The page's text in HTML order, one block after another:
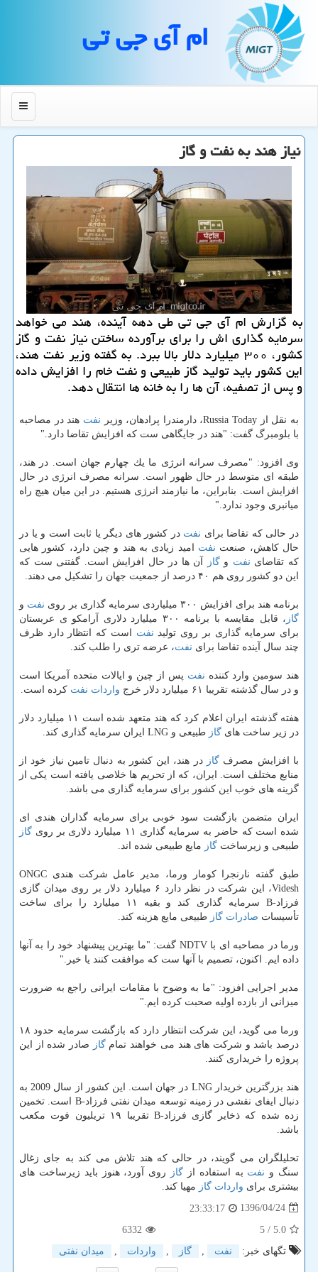
ام آی جی تی
منو
نیاز هند به نفت و گاز
به گزارش ام آی جی تی طی دهه آینده، هند می خواهد
سرمایه گذاری اش را برای برآورده ساختن نیاز نفت و گاز
كشور، ۳۰۰ میلیارد دلار بالا ببرد. به گفته وزیر نفت هند،
این كشور باید تولید گاز طبیعی و نفت خام را افزایش داده
و پس از تصفیه، آن ها را به خانه ها انتقال دهد.
به نقل از Russia Today، دارمندرا پرادهان، وزیر نفت هند در مصاحبه
با بلومبرگ گفت: "هند در جایگاهی ست كه افزایش تقاضا دارد."
وی افزود: "مصرف سرانه انرژی ما یك چهارم جهان است. در هند،
طبقه ای متوسط در حال ظهور است. سرانه مصرف انرژی در حال
افزایش است. بنابراین، ما نیازمند انرژی هستیم. در این میان هیچ راه
میانبری وجود ندارد."
در حالی كه تقاضا برای نفت در كشور های دیگر یا ثابت است و یا در
حال كاهش، صنعت نفت امید زیادی به هند و چین دارد، كشور هایی
كه تقاضای نفت وگاز
آن ها در حال افزایش است. گفتنی ست كه
این دو كشور روی هم ۴۰ درصد از جمعیت جهان را تشكیل می دهند.
برنامه هند برای افزایش ۳۰۰ میلیاردی سرمایه گذاری بر روی نفت و
گاز
، قابل مقایسه با برنامه ۳۰۰ میلیارد دلاری آرامكو ی عربستان
برای سرمایه گذاری بر روی تولید نفت است كه انتظار دارد ظرف
چند سال آینده تقاضا برای نفت، عرضه تری را طلب كند.
هند سومین وارد كننده نفت پس از چین و ایالات متحده آمریكا است
و در سال گذشته تقریبا ۶۱ میلیارد دلار خرج
واردات نفت كرده است.
هفته گذشته ایران اعلام كرد كه هند متعهد شده است ۱۱ میلیارد دلار
در زیر ساخت های گاز طبیعی و LNG ایران سرمایه گذاری كند.
با افزایش مصرف گاز در هند، این كشور به دنبال تامین نیاز خود از
منابع مختلف است. ایران، كه از تحریم ها خلاصی یافته است یكی از
گزینه های خوب این كشور برای سرمایه گذاری می باشد.
ایران متضمن بازگشت سود خوبی برای سرمایه گذاران هندی ای
شده است كه حاضر به سرمایه گذاری ۱۱ میلیارد دلاری بر روی
گاز
طبیعی و زیرساخت گاز مایع طبیعی شده اند.
طبق گفته نارنجرا كومار ورما، مدیر عامل شركت هندی ONGC
Videsh، این شركت در نظر دارد ۶ میلیارد دلار بر روی میدان گازی
فرزاد-B سرمایه گذاری كند و بقیه ۱۱ میلیارد را برای ساخت
تأسیسات صادرات گاز طبیعی مایع هزینه كند.
ورما در مصاحبه ای با NDTV گفت: "ما بهترین پیشنهاد خود را به آنها
داده ایم. اكنون، تصمیم با آنها ست كه موافقت كنند یا خیر."
مدیر اجرایی افزود: "ما به وضوح با مقامات ایرانی راجع به ضرورت
میزانی از بازده اولیه صحبت كرده ایم."
ورما می گوید، این شركت انتظار دارد كه بازگشت سرمایه حدود ۱۸
درصد باشد و شركت های هند می خواهند تمامگاز
صادر شده از این
پروژه را خریداری كنند.
هند بزرگترین خریدار LNG در جهان است. این كشور از سال 2009 به
دنبال ایفای نقشی در زمینه توسعه میدان نفتی فرزاد-B است. تخمین
زده شده كه ذخایر گازی فرزاد-B تقریبا ۱۹ تریلیون فوت مكعب
باشد.
تحلیلگران می گویند، در حالی كه هند تلاش می كند به جای زغال
سنگ و نفت به استفاده از گاز
روی آورد، هنوز باید زیرساخت های
بیشتری برای واردات گاز مهیا كند.
1396/04/24
23:33:17
5.0
/ 5
6332
تگهای خبر:
نفت گاز واردات میدان نفتی